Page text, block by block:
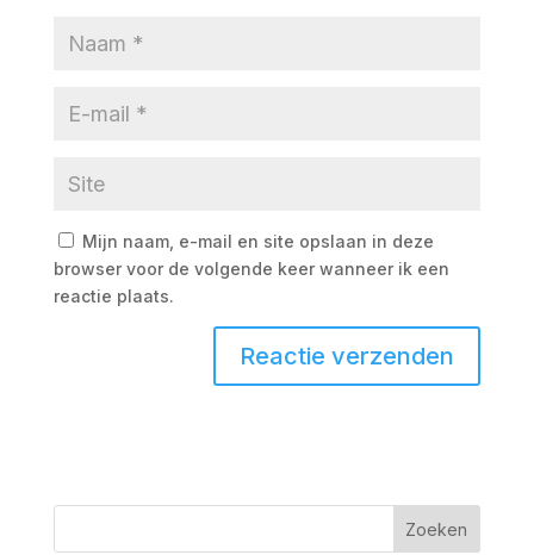
Mijn naam, e-mail en site opslaan in deze
browser voor de volgende keer wanneer ik een
reactie plaats.
Zoeken